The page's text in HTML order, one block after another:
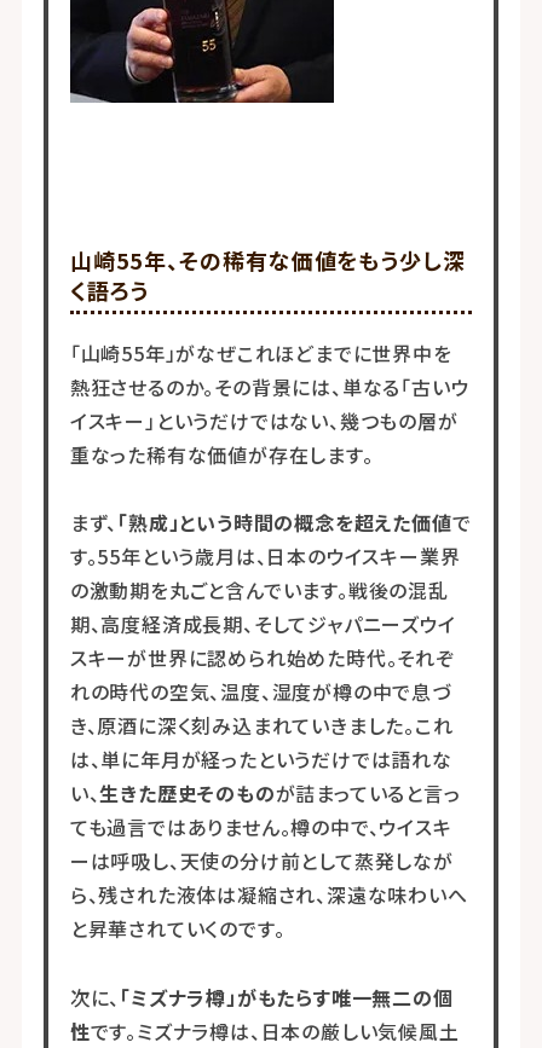
山崎55年、その稀有な価値をもう少し深
く語ろう
「山崎55年」がなぜこれほどまでに世界中を
熱狂させるのか。その背景には、単なる「古いウ
イスキー」というだけではない、幾つもの層が
重なった稀有な価値が存在します。
まず、 「熟成」という時間の概念を超えた価値で
す。55年という歳月は、日本のウイスキー業界
の激動期を丸ごと含んでいます。戦後の混乱
期、高度経済成長期、そしてジャパニーズウイ
スキーが世界に認められ始めた時代。それぞ
れの時代の空気、温度、湿度が樽の中で息づ
き、原酒に深く刻み込まれていきました。これ
は、単に年月が経ったというだけでは語れな
い、生きた歴史そのものが詰まっていると言っ
ても過言ではありません。樽の中で、ウイスキ
ーは呼吸し、天使の分け前として蒸発しなが
ら、残された液体は凝縮され、深遠な味わいへ
と昇華されていくのです。
次に、 「ミズナラ樽」がもたらす唯一無二の個
性です。ミズナラ樽は、日本の厳しい気候風土